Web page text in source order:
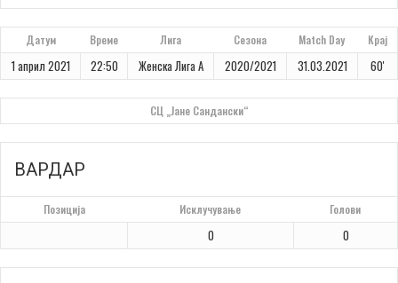
Датум Време Лига Сезона Match Day Крај
1 април 2021 22:50 Женска Лига А 2020/2021 31.03.2021 60'
СЦ „Јане Сандански“
ВАРДАР
Позиција Исклучување Голови
0 0